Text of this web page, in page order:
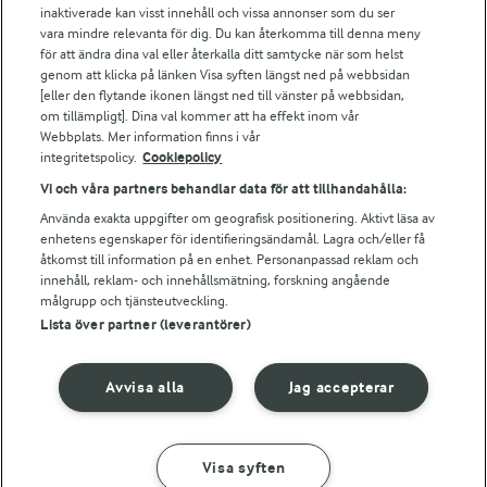
Arla webbshop
Bildbank
Följ oss
© 2026 Arla Foods
Integritetspolicy
inaktiverade kan visst innehåll och vissa annonser som du ser
vara mindre relevanta för dig. Du kan återkomma till denna meny
för att ändra dina val eller återkalla ditt samtycke när som helst
genom att klicka på länken Visa syften längst ned på webbsidan
[eller den flytande ikonen längst ned till vänster på webbsidan,
om tillämpligt]. Dina val kommer att ha effekt inom vår
Webbplats. Mer information finns i vår
integritetspolicy. Cookiepolicy
Vi och våra partners behandlar data för att tillhandahålla:
Använda exakta uppgifter om geografisk positionering. Aktivt läsa av
enhetens egenskaper för identifieringsändamål. Lagra och/eller få
åtkomst till information på en enhet. Personanpassad reklam och
innehåll, reklam- och innehållsmätning, forskning angående
målgrupp och tjänsteutveckling.
Lista över partner (leverantörer)
Jag accepterar
Avvisa alla
Visa syften